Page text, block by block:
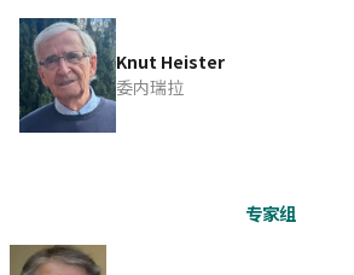
Knut Heister
委内瑞拉
专家组